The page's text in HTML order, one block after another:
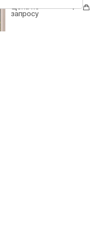
Цена по
запросу